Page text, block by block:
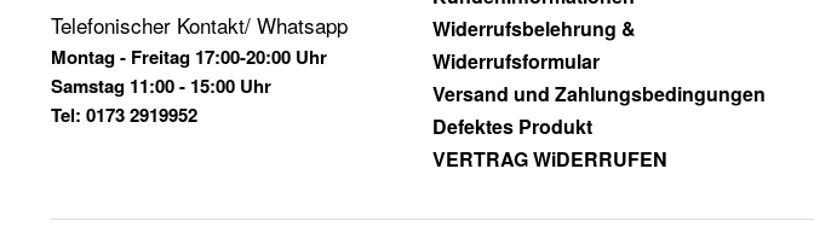
Telefonischer Kontakt/ Whatsapp
Montag - Freitag 17:00-20:00 Uhr
Samstag 11:00 - 15:00 Uhr
Tel: 0173 2919952
Widerrufsbelehrung &
Widerrufsformular
Versand und Zahlungsbedingungen
Defektes Produkt
VERTRAG WiDERRUFEN